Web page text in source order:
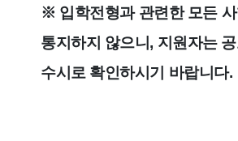
※ 입학전형과 관련한 모든 사
통지하지 않으니, 지원자는
수시로 확인하시기 바랍니다.